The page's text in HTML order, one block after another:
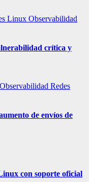
Linux Observabilidad
crítica y
Observabilidad Redes
de envíos de
con soporte oficial